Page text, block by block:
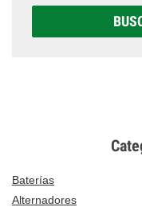
Baterías
Alternadores